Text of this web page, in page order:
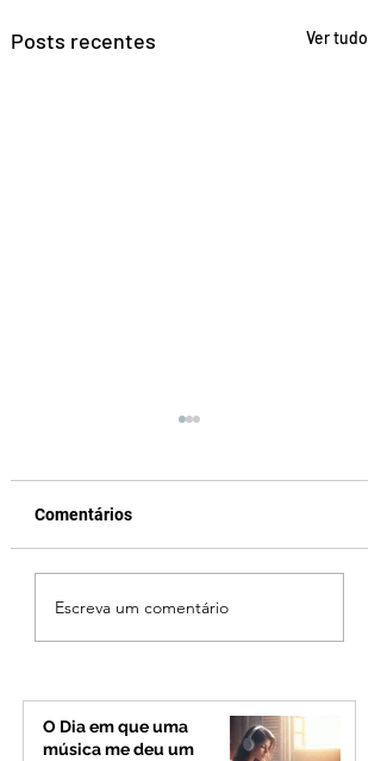
Posts recentes Ver tudo
Reviravolta na política
mineira: Cleitinho
desiste de disputar o
permanecerá no
Senado
Comentários
Escreva um comentário
O Dia em que uma
música me deu um